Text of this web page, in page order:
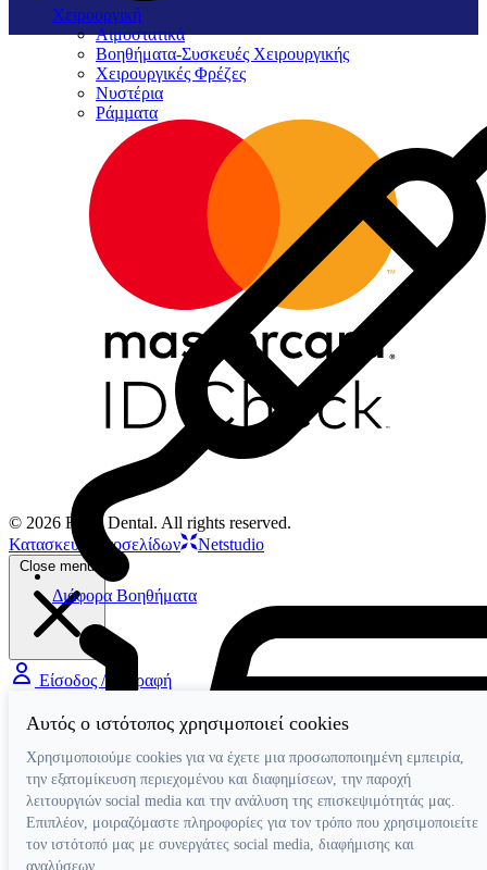
Χειρουργική
Αιμοστατικά
Βοηθήματα-Συσκευές Χειρουργικής
Χειρουργικές Φρέζες
Νυστέρια
Ράµµατα
Διάφορα Βοηθήματα
© 2026 Filios Dental. All rights reserved.
Κατασκευή ιστοσελίδων
Netstudio
Close menu
Είσοδος / Εγγραφή
Αυτός ο ιστότοπος χρησιμοποιεί cookies
Χρησιμοποιούμε cookies για να έχετε μια προσωποποιημένη εμπειρία,
την εξατομίκευση περιεχομένου και διαφημίσεων, την παροχή
λειτουργιών social media και την ανάλυση της επισκεψιμότητάς μας.
Επιπλέον, μοιραζόμαστε πληροφορίες για τον τρόπο που χρησιμοποιείτε
τον ιστότοπό μας με συνεργάτες social media, διαφήμισης και
αναλύσεων.